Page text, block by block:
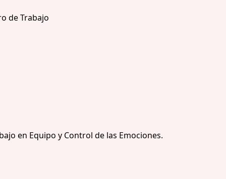
de Trabajo
en Equipo y Control de las Emociones.